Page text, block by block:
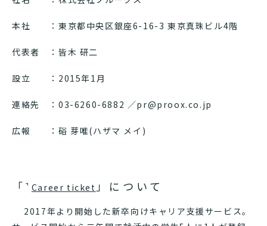
本社 ：東京都中央区銀座6-16-3 東京真珠ビル4階
代表者 ：皆木 研二
設立 ：2015年1月
連絡先 ：03-6260-6882 ／pr@proox.co.jp
広報 ：硲 芽唯(ハザマ メイ)
「 Career ticket 」について
2017年より開始した新卒向けキャリア支援サービス。